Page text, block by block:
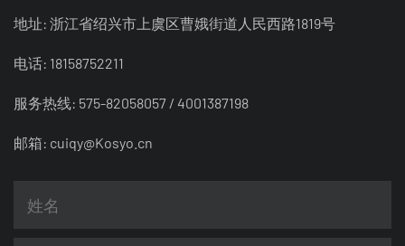
万。
2005年
地址: 浙江省绍兴市上虞区曹娥街道人民西路1819号
电话: 18158752211
服务热线: 575-82058057 / 4001387198
邮箱: cuiqy@Kosyo.cn